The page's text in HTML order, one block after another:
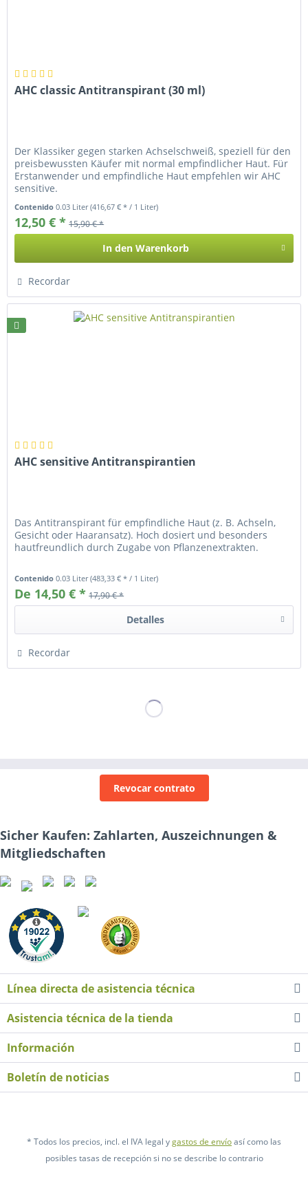
AHC classic Antitranspirant (30 ml)
Der Klassiker gegen starken Achselschweiß, speziell für den
preisbewussten Käufer mit normal empfindlicher Haut. Für
Erstanwender und empfindliche Haut empfehlen wir AHC
sensitive.
Contenido0.03 Liter(416,67 € * / 1 Liter)
12,50 € * 15,90 € *
In den Warenkorb
Recordar
AHC sensitive Antitranspirantien
Das Antitranspirant für empfindliche Haut (z. B. Achseln,
Gesicht oder Haaransatz). Hoch dosiert und besonders
hautfreundlich durch Zugabe von Pflanzenextrakten.
Contenido0.03 Liter(483,33 € * / 1 Liter)
De 14,50 € * 17,90 € *
Detalles
Recordar
Revocar contrato
Sicher Kaufen: Zahlarten, Auszeichnungen &
Mitgliedschaften
Línea directa de asistencia técnica
Asistencia técnica de la tienda
Información
Boletín de noticias
* Todos los precios, incl. el IVA legal ygastos de envíoasí como las
posibles tasas de recepción si no se describe lo contrario